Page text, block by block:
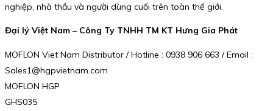
nghiệp, nhà thầu và người dùng cuối trên toàn thế giới.
Đại lý Việt Nam – Công Ty TNHH TM KT Hưng Gia Phát
MOFLON Viet Nam Distributor / Hotline : 0938 906 663 / Email :
Sales1@hgpvietnam.com
MOFLON HGP
GHS035